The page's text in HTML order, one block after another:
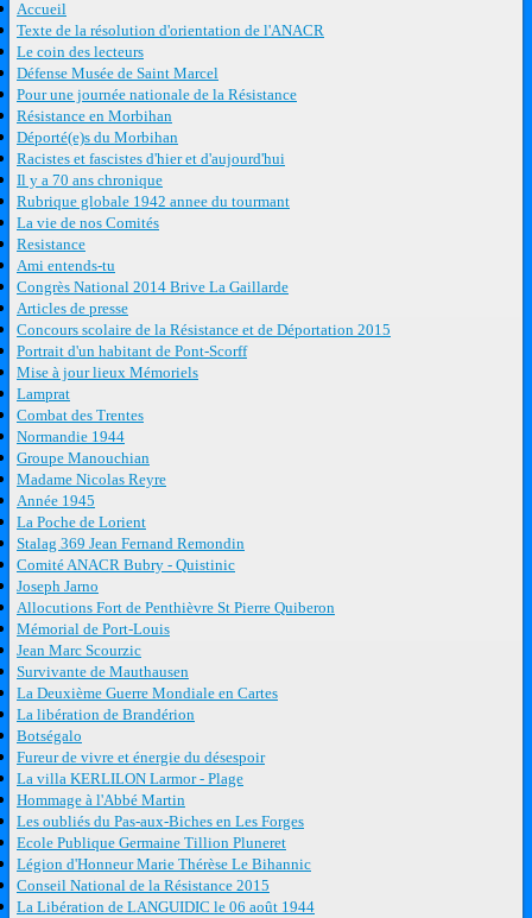
Accueil
Texte de la résolution d'orientation de l'ANACR
Le coin des lecteurs
Défense Musée de Saint Marcel
Pour une journée nationale de la Résistance
Résistance en Morbihan
Déporté(e)s du Morbihan
Racistes et fascistes d'hier et d'aujourd'hui
Il y a 70 ans chronique
Rubrique globale 1942 annee du tourmant
La vie de nos Comités
Resistance
Ami entends-tu
Congrès National 2014 Brive La Gaillarde
Articles de presse
Concours scolaire de la Résistance et de Déportation 2015
Portrait d'un habitant de Pont-Scorff
Mise à jour lieux Mémoriels
Lamprat
Combat des Trentes
Normandie 1944
Groupe Manouchian
Madame Nicolas Reyre
Année 1945
La Poche de Lorient
Stalag 369 Jean Fernand Remondin
Comité ANACR Bubry - Quistinic
Joseph Jarno
Allocutions Fort de Penthièvre St Pierre Quiberon
Mémorial de Port-Louis
Jean Marc Scourzic
Survivante de Mauthausen
La Deuxième Guerre Mondiale en Cartes
La libération de Brandérion
Botségalo
Fureur de vivre et énergie du désespoir
La villa KERLILON Larmor - Plage
Hommage à l'Abbé Martin
Les oubliés du Pas-aux-Biches en Les Forges
Ecole Publique Germaine Tillion Pluneret
Légion d'Honneur Marie Thérèse Le Bihannic
Conseil National de la Résistance 2015
La Libération de LANGUIDIC le 06 août 1944